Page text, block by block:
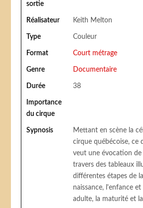
sortie
Réalisateur Keith Melton
Type Couleur
Format Court métrage
Genre Documentaire
Durée 38
Importance
du cirque
Sypnosis
Mettant en scène la
cirque québécoise, ce
veut une évocation de
travers des tableaux
différentes étapes de
naissance, l'enfance et
adulte, la maturité et la